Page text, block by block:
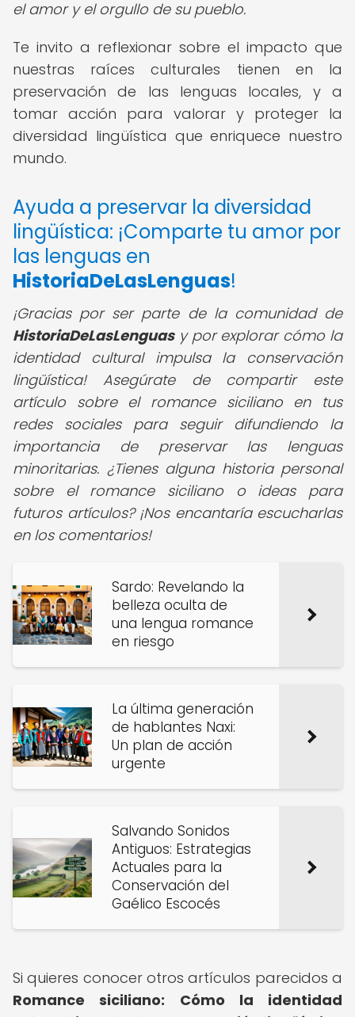
el amor y el orgullo de su pueblo.
Te invito a reflexionar sobre el impacto que
nuestras raíces culturales tienen en la
preservación de las lenguas locales, y a
tomar acción para valorar y proteger la
diversidad lingüística que enriquece nuestro
mundo.
Ayuda a preservar la diversidad
lingüística: ¡Comparte tu amor por
las lenguas en
HistoriaDeLasLenguas!
¡Gracias por ser parte de la comunidad de
HistoriaDeLasLenguasy por explorar cómo la
identidad cultural impulsa la conservación
lingüística! Asegúrate de compartir este
artículo sobre el romance siciliano en tus
redes sociales para seguir difundiendo la
importancia de preservar las lenguas
minoritarias. ¿Tienes alguna historia personal
sobre el romance siciliano o ideas para
futuros artículos? ¡Nos encantaría escucharlas
en los comentarios!
Sardo: Revelando la
belleza oculta de
una lengua romance
en riesgo
La última generación
de hablantes Naxi:
Un plan de acción
urgente
Salvando Sonidos
Antiguos: Estrategias
Actuales para la
Conservación del
Gaélico Escocés
Si quieres conocer otros artículos parecidos a
Romance siciliano: Cómo la identidad